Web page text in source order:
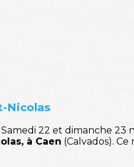
Nicolas
22 et dimanche 23
à Caen (Calvados).